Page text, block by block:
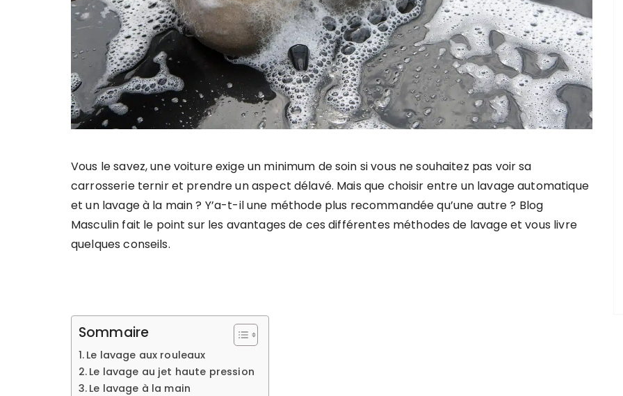
Vous le savez, une voiture exige un minimum de soin si vous ne souhaitez pas voir sa
carrosserie ternir et prendre un aspect délavé. Mais que choisir entre un lavage automatique
et un lavage à la main ? Y’a-t-il une méthode plus recommandée qu’une autre ? Blog
Masculin fait le point sur les avantages de ces différentes méthodes de lavage et vous livre
quelques conseils.
Sommaire
Le lavage aux rouleaux
Le lavage au jet haute pression
Le lavage à la main